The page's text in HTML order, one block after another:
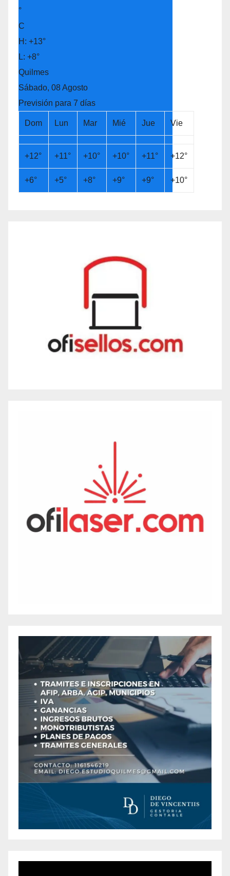
°
C
H: +13°
L: +8°
Quilmes
Sábado, 08 Agosto
Previsión para 7 días
Dom Lun Mar Mié Jue Vie
+12° +11° +10° +10° +11° +12°
+6° +5° +8° +9° +9° +10°